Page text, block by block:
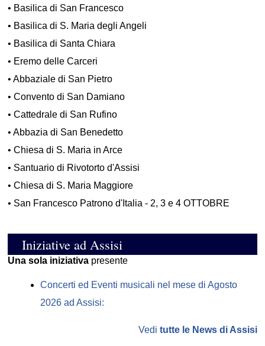
• Basilica di San Francesco
• Basilica di S. Maria degli Angeli
• Basilica di Santa Chiara
• Eremo delle Carceri
•Abbaziale di San Pietro
•Convento di San Damiano
•Cattedrale di San Rufino
•Abbazia di San Benedetto
•Chiesa di S. Maria in Arce
• Santuario di Rivotorto d'Assisi
•Chiesa di S. Maria Maggiore
• San Francesco Patrono d'Italia - 2, 3 e 4 OTTOBRE
Iniziative ad Assisi
Una sola iniziativa presente
Concerti ed Eventi musicali nel mese di Agosto
2026 ad Assisi:
Vedi tutte le News di Assisi